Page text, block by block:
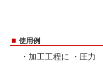
■ 使用例
・加工工程に